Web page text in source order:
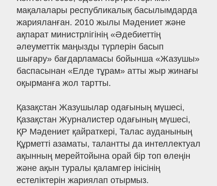
мақалалары республикалық басылымдарда
жарияланған. 2010 жылы Мәдениет және
ақпарат министрлігінің «Әдебиеттің
әлеуметтік маңызды түрлерін басып
шығару» бағдарламасы бойынша «Жазушы»
баспасынан «Елде тұрам» атты жыр жинағы
оқырманға жол тартты.
Қазақстан Жазушылар одағының мүшесі,
Қазақстан Журналистер одағының мүшесі,
ҚР Мәдениет қайраткері, Талас ауданының
Құрметті азаматы, талантты да интеллектуал
ақынның мерейтойына орай бір топ өлеңін
және ақын туралы қаламгер інісінің
естеліктерін жариялап отырмыз.